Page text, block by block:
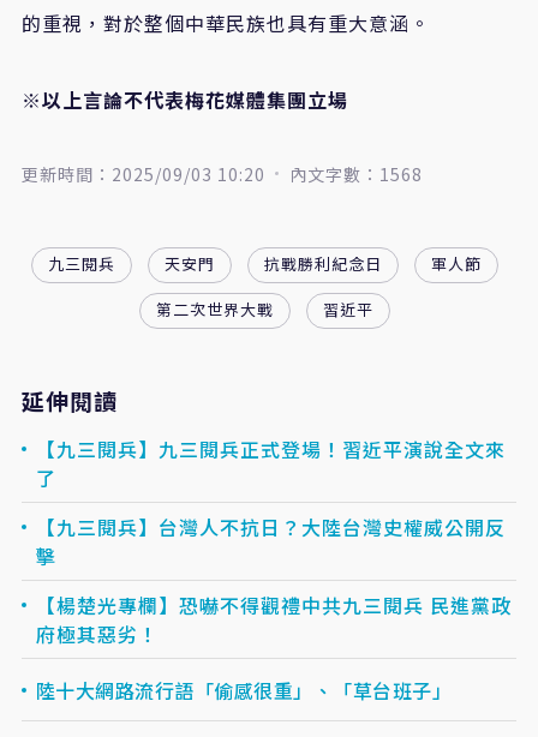
的重視，對於整個中華民族也具有重大意涵。
※以上言論不代表梅花媒體集團立場
更新時間：2025/09/03 10:20 內文字數：1568
九三閱兵 天安門 抗戰勝利紀念日
軍人節
第二次世界大戰
習近平
延伸閱讀
【九三閱兵】九三閱兵正式登場！習近平演說全文來
了
【九三閱兵】台灣人不抗日？大陸台灣史權威公開反
擊
【楊楚光專欄】恐嚇不得觀禮中共九三閱兵 民進黨政
府極其惡劣！
陸十大網路流行語「偷感很重」、「草台班子」